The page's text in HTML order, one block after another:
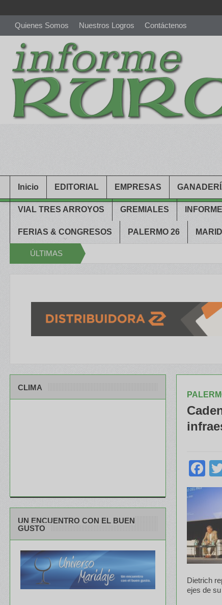
Quienes Somos Nuestros Logros Contáctenos
richardmillereplica is also available with delicate watches for
Inicio EDITORIAL EMPRESAS
VIAL TRES ARROYOS GREMIALES
FERIAS & CONGRESOS PALERMO 26
ÚLTIMAS Aapresid
Dietrich
ejes de
CLIMA
UN ENCUENTRO CON EL BUEN
GUSTO